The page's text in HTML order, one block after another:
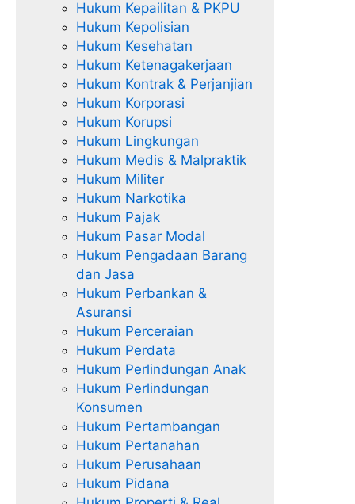
Hukum Kepailitan & PKPU
Hukum Kepolisian
Hukum Kesehatan
Hukum Ketenagakerjaan
Hukum Kontrak & Perjanjian
Hukum Korporasi
Hukum Korupsi
Hukum Lingkungan
Hukum Medis & Malpraktik
Hukum Militer
Hukum Narkotika
Hukum Pajak
Hukum Pasar Modal
Hukum Pengadaan Barang
dan Jasa
Hukum Perbankan &
Asuransi
Hukum Perceraian
Hukum Perdata
Hukum Perlindungan Anak
Hukum Perlindungan
Konsumen
Hukum Pertambangan
Hukum Pertanahan
Hukum Perusahaan
Hukum Pidana